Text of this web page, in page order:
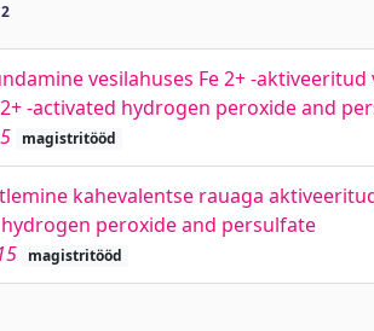
vesilahuses Fe 2+ -
-activated hydrogen peroxide and
magistritööd
kahevalentse rauaga
peroxide and persulfate
magistritööd